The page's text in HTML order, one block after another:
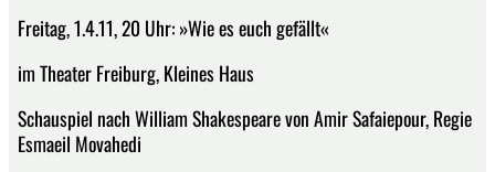
Freitag, 1.4.11, 20 Uhr: »Wie es euch gefällt«
im Theater Freiburg, Kleines Haus
Schauspiel nach William Shakespeare von Amir Safaiepour, Regie
Esmaeil Movahedi